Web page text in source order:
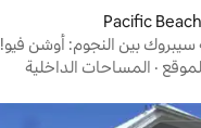
بين النجوم: أوشن فيو!
· المساحات الداخلية